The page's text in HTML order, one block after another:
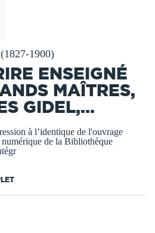
1900)
ENSEIGNÉ
MAÎTRES,
GIDEL,...
à l’identique de l'ouvrage
de la Bibliothèque